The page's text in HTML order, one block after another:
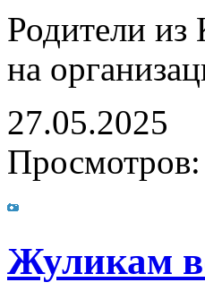
Родители из
на
27.05.2025
Просмотров:
Жуликам